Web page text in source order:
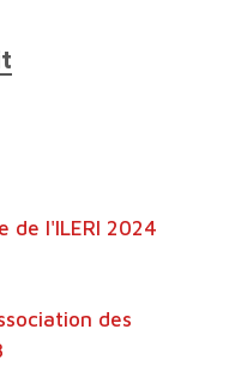
de l'ILERI 2024
des